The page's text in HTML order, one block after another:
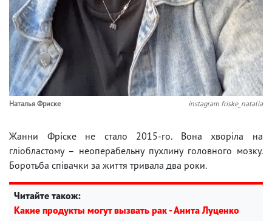
Наталья Фриске instagram friske_natalia
Жанни Фріске не стало 2015-го. Вона хворіла на
гліобластому – неоперабельну пухлину головного мозку.
Боротьба співачки за життя тривала два роки.
Читайте також:
Какие продукты могут вызвать рак - Анита Луценко